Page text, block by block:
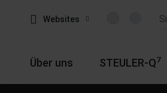
Websites
Über uns STEULER-Q7